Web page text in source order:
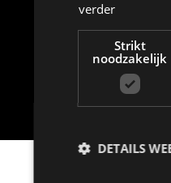
Managed
Copyright © 2021 –
verder
Strikt
noodzakelijk
DETAILS